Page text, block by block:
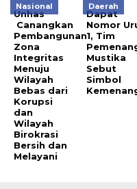
Nasional
Unhas
Canangkan
Pembangunan
Zona
Integritas
Menuju
Wilayah
Bebas dari
Korupsi
dan
Wilayah
Birokrasi
Bersih dan
Melayani
Daerah
Dapat
Nomor
1, Tim
Mustika
Sebut
Simbol